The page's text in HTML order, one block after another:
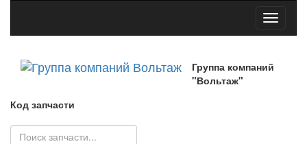
Toggle
Группа компаний
"Вольтаж"
Код запчасти